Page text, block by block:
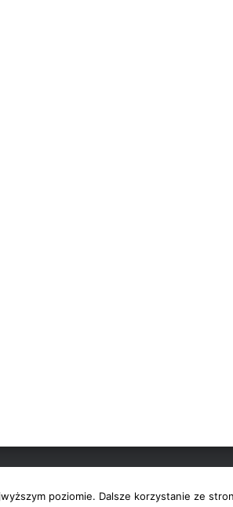
poziomie. Dalsze korzystanie ze